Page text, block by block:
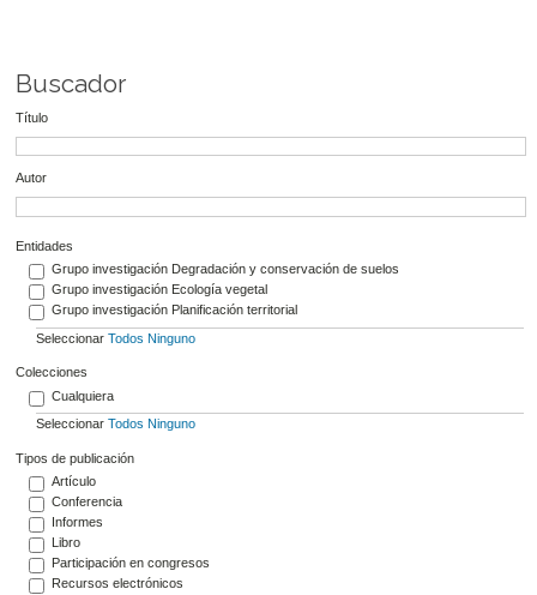
Buscador
Título
Autor
Entidades
Grupo investigación Degradación y conservación de suelos
Grupo investigación Ecología vegetal
Grupo investigación Planificación territorial
Seleccionar Todos Ninguno
Colecciones
Cualquiera
Seleccionar Todos Ninguno
Tipos de publicación
Artículo
Conferencia
Informes
Libro
Participación en congresos
Recursos electrónicos